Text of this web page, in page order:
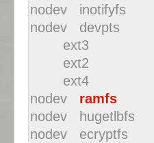
nodev inotifyfs
nodev devpts
ext3
ext2
ext4
nodev ramfs
nodev hugetlbfs
nodev ecryptfs